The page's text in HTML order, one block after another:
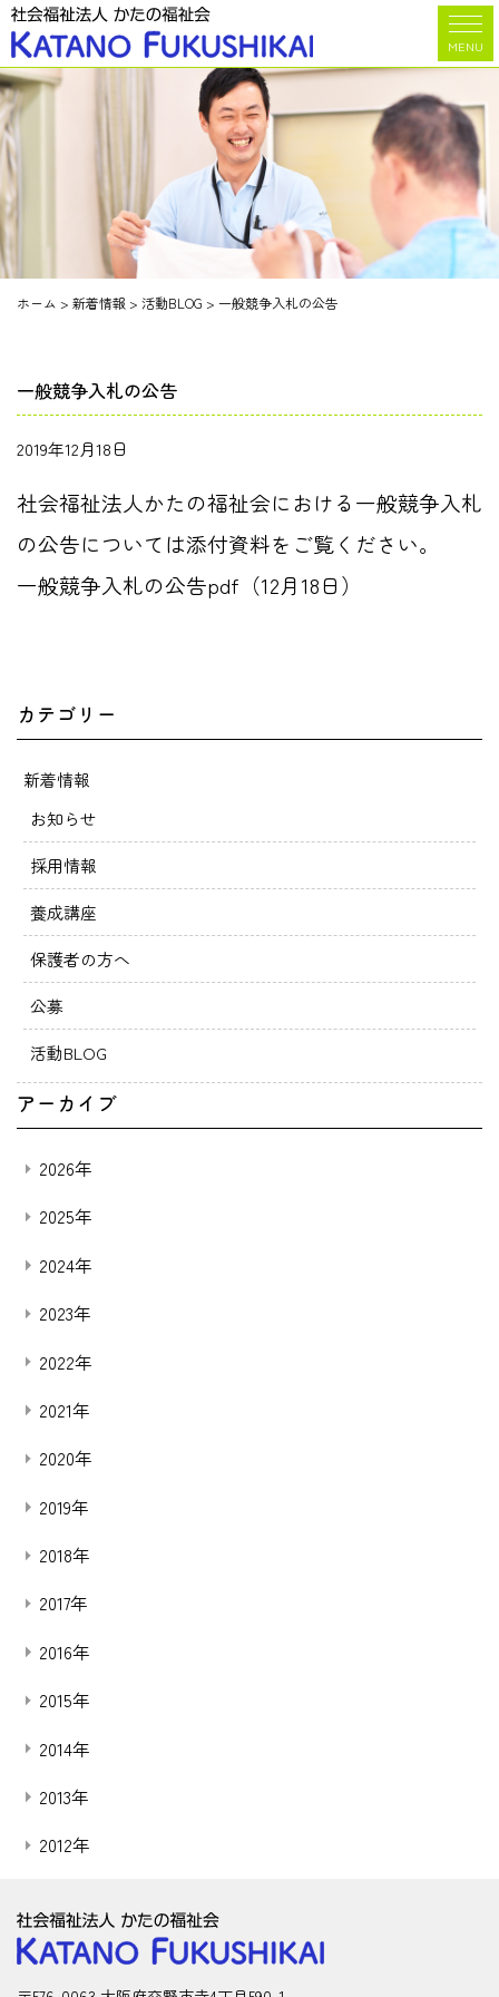
MENU
ホーム > 新着情報 > 活動BLOG > 一般競争入札の公告
一般競争入札の公告
2019年12月18日
社会福祉法人かたの福祉会における一般競争入札
の公告については添付資料をご覧ください。
一般競争入札の公告pdf（12月18日）
カテゴリー
新着情報
お知らせ
採用情報
養成講座
保護者の方へ
公募
活動BLOG
アーカイブ
2026年
2025年
2024年
2023年
2022年
2021年
2020年
2019年
2018年
2017年
2016年
2015年
2014年
2013年
2012年